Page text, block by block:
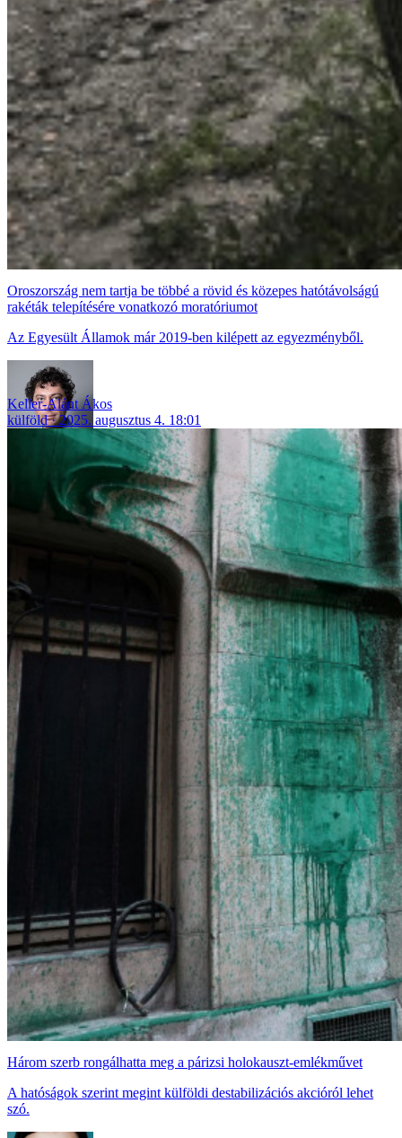
Oroszország nem tartja be többé a rövid és közepes hatótávolságú
rakéták telepítésére vonatkozó moratóriumot
Az Egyesült Államok már 2019-ben kilépett az egyezményből.
Keller-Alánt Ákos
külföld
2025. augusztus 4. 18:01
Három szerb rongálhatta meg a párizsi holokauszt-emlékművet
A hatóságok szerint megint külföldi destabilizációs akcióról lehet
szó.